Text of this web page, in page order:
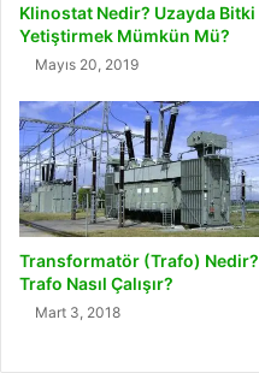
Klinostat Nedir? Uzayda Bitki
Yetiştirmek Mümkün Mü?
Mayıs 20, 2019
Transformatör (Trafo) Nedir?
Trafo Nasıl Çalışır?
Mart 3, 2018